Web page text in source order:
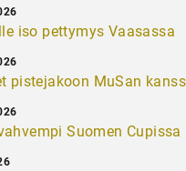
iso pettymys Vaasassa
pistejakoon MuSan
Suomen Cupissa